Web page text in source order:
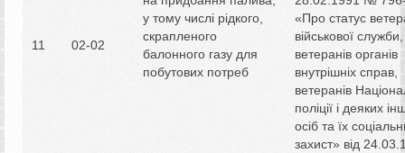
11 02-02
у тому числі рідкого,
скрапленого
балонного газу для
побутових потреб
«Про статус
військової служби,
ветеранів органів
внутрішніх справ,
ветеранів
поліції і деяких
осіб та їх
захист» від